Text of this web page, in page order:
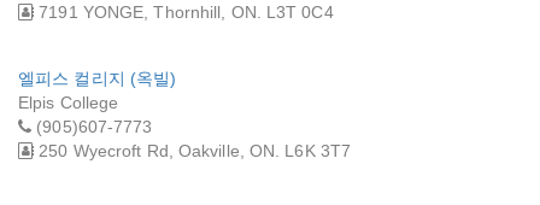
7191 YONGE, Thornhill, ON. L3T 0C4
엘피스 컬리지 (옥빌)
Elpis College
(905)607-7773
250 Wyecroft Rd, Oakville, ON. L6K 3T7